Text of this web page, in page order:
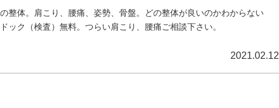
整体。肩こり、腰痛、姿勢、骨盤。どの整体が良いのかわからない
ック（検査）無料。つらい肩こり、腰痛ご相談下さい。
2021.02.12